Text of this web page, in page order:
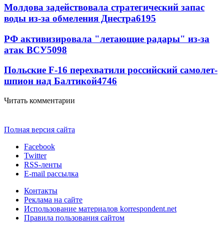
Молдова задействовала стратегический запас
воды из-за обмеления Днестра6195
РФ активизировала "летающие радары" из-за
атак ВСУ5098
Польские F-16 перехватили российский самолет-
шпион над Балтикой4746
Читать комментарии
Полная версия сайта
Facebook
Twitter
RSS-ленты
E-mail рассылка
Контакты
Реклама на сайте
Использование материалов korrespondent.net
Правила пользования сайтом